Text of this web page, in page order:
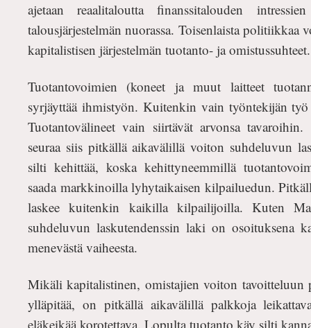
ajetaan reaalitaloutta finanssitalouden
talousjärjestelmän nuorassa. Toisenlaista politiikkaa
kapitalistisen järjestelmän tuotanto- ja omistussuhteet.
Tuotantovoimien (koneet ja muut laitteet
syrjäyttää ihmistyön. Kuitenkin vain työntekijän
Tuotantovälineet vain siirtävät arvonsa tavaroihin.
seuraa siis pitkällä aikavälillä voiton suhdeluvun
silti kehittää, koska kehittyneemmillä
saada markkinoilla lyhytaikaisen kilpailuedun.
laskee kuitenkin kaikilla kilpailijoilla. Kuten
suhdeluvun laskutendenssin laki on osoituksena
menevästä vaiheesta.
Mikäli kapitalistinen, omistajien voiton tavoitteluun
ylläpitää, on pitkällä aikavälillä palkkoja
eläkeikää korotettava. Lopulta tuotanto käy silti